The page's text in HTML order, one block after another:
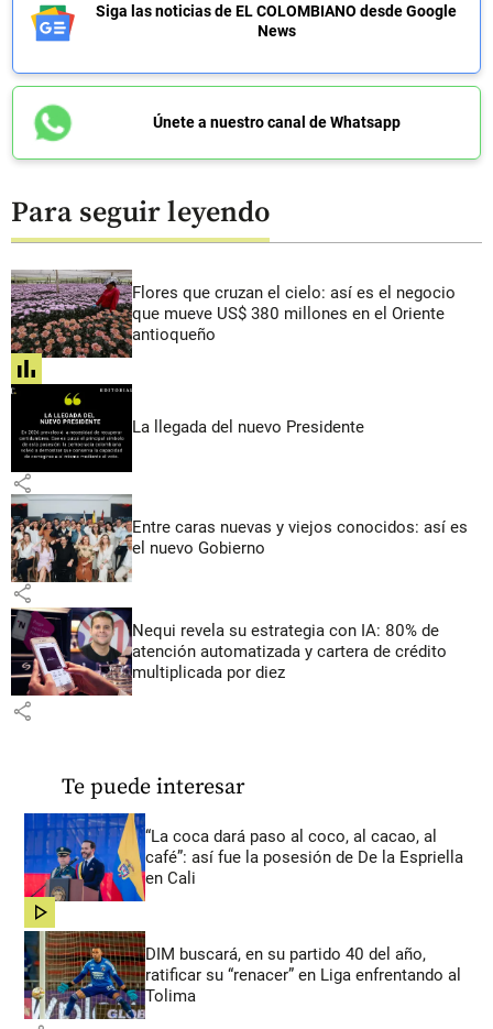
Siga las noticias de EL COLOMBIANO desde Google
News
Únete a nuestro canal de Whatsapp
Para seguir leyendo
Flores que cruzan el cielo: así es el negocio
que mueve US$ 380 millones en el Oriente
antioqueño
share
La llegada del nuevo Presidente
share
Entre caras nuevas y viejos conocidos: así es
el nuevo Gobierno
share
Nequi revela su estrategia con IA: 80% de
atención automatizada y cartera de crédito
multiplicada por diez
share
Te puede interesar
“La coca dará paso al coco, al cacao, al
café”: así fue la posesión de De la Espriella
en Cali
share
DIM buscará, en su partido 40 del año,
ratificar su “renacer” en Liga enfrentando al
Tolima